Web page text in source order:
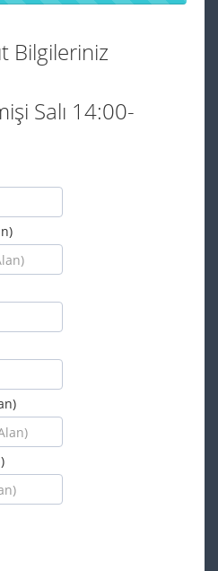
Bilgileriniz
Salı 14:00-